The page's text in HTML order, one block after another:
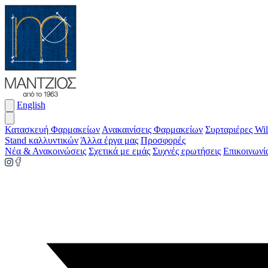
English
Κατασκευή Φαρμακείων Ανακαινίσεις Φαρμακείων Συρταριέρες
Stand καλλυντικών Άλλα έργα μας Προσφορές
Νέα & Ανακοινώσεις Σχετικά με εμάς Συχνές ερωτήσεις